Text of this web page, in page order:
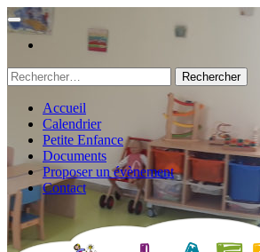
Rechercher :
Accueil
Calendrier
Petite Enfance
Documents
Proposer un évènement
Contact